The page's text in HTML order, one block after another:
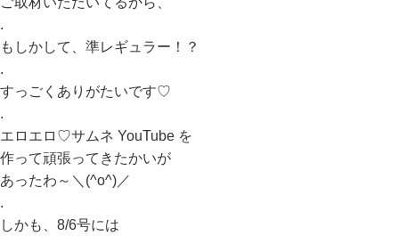
.
もしかして、準レギュラー！？
.
すっごくありがたいです♡
.
エロエロ♡サムネ YouTube を
作って頑張ってきたかいが
あったわ～＼(^o^)／
.
しかも、8/6号には